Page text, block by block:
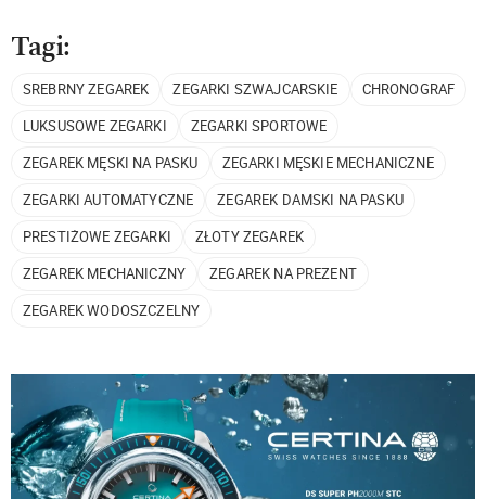
Tagi:
SREBRNY ZEGAREK ZEGARKI SZWAJCARSKIE
CHRONOGRAF
LUKSUSOWE ZEGARKI
ZEGARKI SPORTOWE
ZEGAREK MĘSKI NA PASKU
ZEGARKI MĘSKIE MECHANICZNE
ZEGARKI AUTOMATYCZNE
ZEGAREK DAMSKI NA PASKU
PRESTIŻOWE ZEGARKI
ZŁOTY ZEGAREK
ZEGAREK MECHANICZNY
ZEGAREK NA PREZENT
ZEGAREK WODOSZCZELNY